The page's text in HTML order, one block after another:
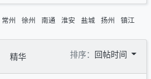
常州 徐州 南通 淮安 盐城 扬州
镇江
精华 排序： 回帖时间